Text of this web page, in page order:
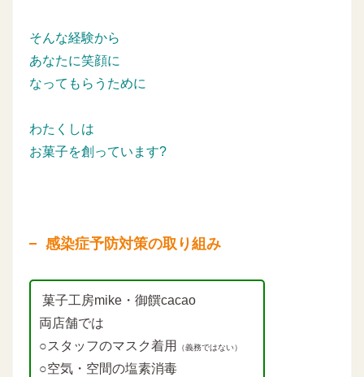
そんな経験から
あなたに笑顔に
なってもらうために
わたくしは
お菓子を創っています?
感染症予防対策の取り組み
菓子工房mike・御饌cacao
両店舗では
○スタッフのマスク着用
（義務ではない）
○空気・空間の塩素消毒